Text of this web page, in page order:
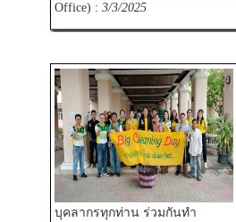
Office) : 3/3/2025
บุคลากรทุกท่าน ร่วมกันทำ